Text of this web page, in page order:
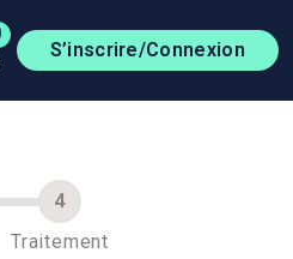
S’inscrire/Connexion
Traitement